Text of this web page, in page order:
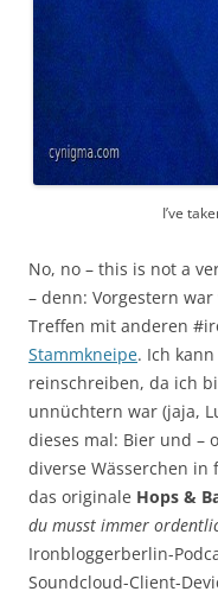
I’ve
No, no – this is not a
– denn: Vorgestern
Treffen mit anderen
Stammkneipe. Ich
reinschreiben, da ich
unnüchtern war (jaja,
dieses mal: Bier und –
diverse Wässerchen
das originale Hops &
du musst immer
Ironbloggerberlin-
Soundcloud-Client-